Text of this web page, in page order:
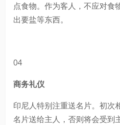
点食物。作为客人，不应对食
出要盐等东西。
04
商务礼仪
印尼人特别注重送名片。初次
名片送给主人，否则将会受到